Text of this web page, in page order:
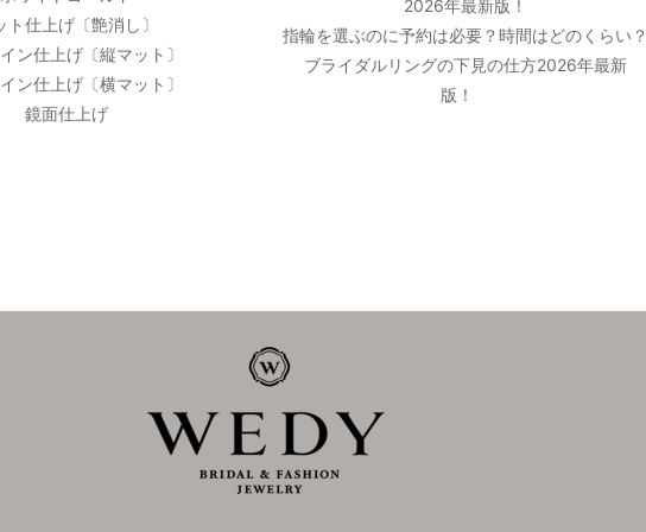
ト仕上げ〔艶消し〕
ン仕上げ〔縦マット〕
ン仕上げ〔横マット〕
鏡面仕上げ
2026年最新版！
指輪を選ぶのに予約は必要？時間はどのくらい？
ブライダルリングの下見の仕方2026年最新
版！